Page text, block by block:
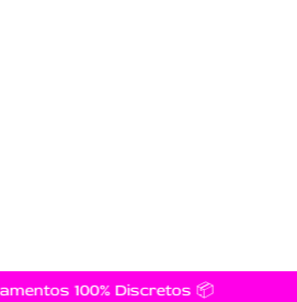
100% Discretos 📦